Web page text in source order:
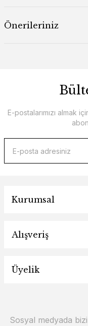
Önerileriniz
E-postalarımızı almak
Kurumsal
Alışveriş
Üyelik
Sosyal medyada